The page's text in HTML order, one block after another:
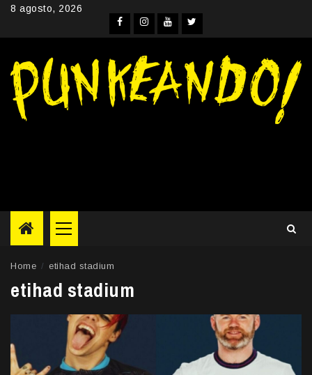
Skip8 agosto, 2026
Facebook
Instagram
YouTube
Twitter
Primary
Menu
Home etihad stadium
etihad stadium